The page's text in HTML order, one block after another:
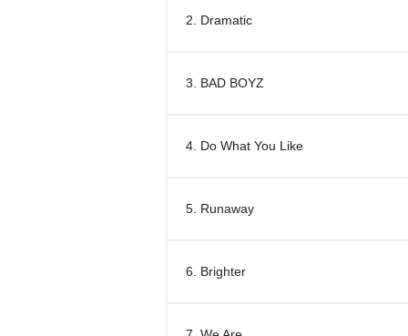
2. Dramatic
3. BAD BOYZ
4. Do What You Like
5. Runaway
6. Brighter